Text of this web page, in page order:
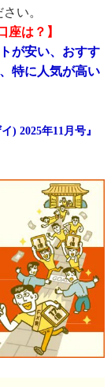
い。
は？】
が安い、おすす
特に人気が高い
) 2025年11月号』